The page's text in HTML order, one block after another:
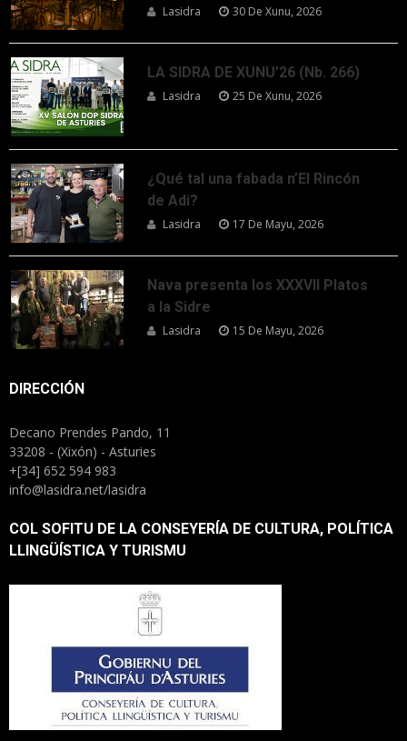
Lasidra 30 De Xunu, 2026
LA SIDRA DE XUNU’26 (Nb. 266)
Lasidra 25 De Xunu, 2026
¿Qué tal una fabada n’El Rincón
de Adi?
Lasidra 17 De Mayu, 2026
Nava presenta los XXXVII Platos
a la Sidre
Lasidra 15 De Mayu, 2026
DIRECCIÓN
Decano Prendes Pando, 11
33208 - (Xixón) - Asturies
+[34] 652 594 983
info@lasidra.net/lasidra
COL SOFITU DE LA CONSEYERÍA DE CULTURA, POLÍTICA
LLINGÜÍSTICA Y TURISMU